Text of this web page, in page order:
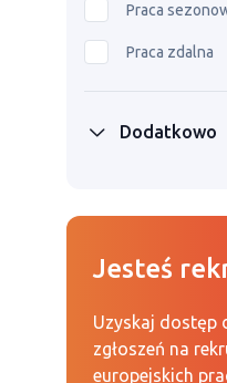
Praca
Praca zdalna
Dodatkowo
Jesteś
Uzyskaj dostęp
zgłoszeń na
europejskich